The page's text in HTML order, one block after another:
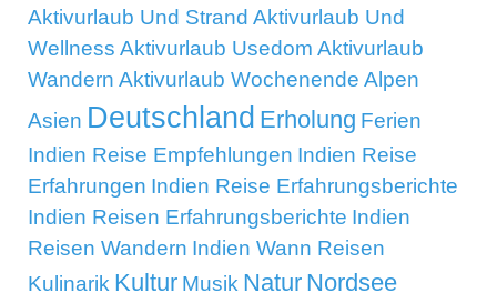
Aktivurlaub Und Strand Aktivurlaub Und
Wellness Aktivurlaub Usedom Aktivurlaub
Wandern Aktivurlaub Wochenende Alpen
Asien Deutschland Erholung Ferien
Indien Reise Empfehlungen Indien Reise
Erfahrungen Indien Reise Erfahrungsberichte
Indien Reisen Erfahrungsberichte Indien
Reisen Wandern Indien Wann Reisen
Kulinarik Kultur Musik Natur Nordsee